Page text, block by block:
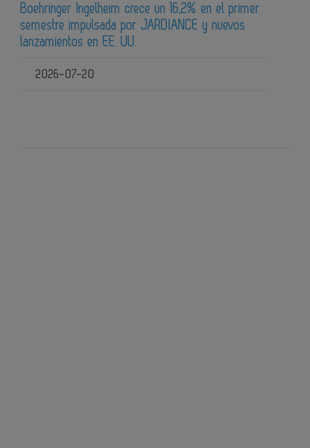
Boehringer Ingelheim crece un 16,2% en el primer
semestre impulsada por JARDIANCE y nuevos
lanzamientos en EE. UU.
2026-07-20